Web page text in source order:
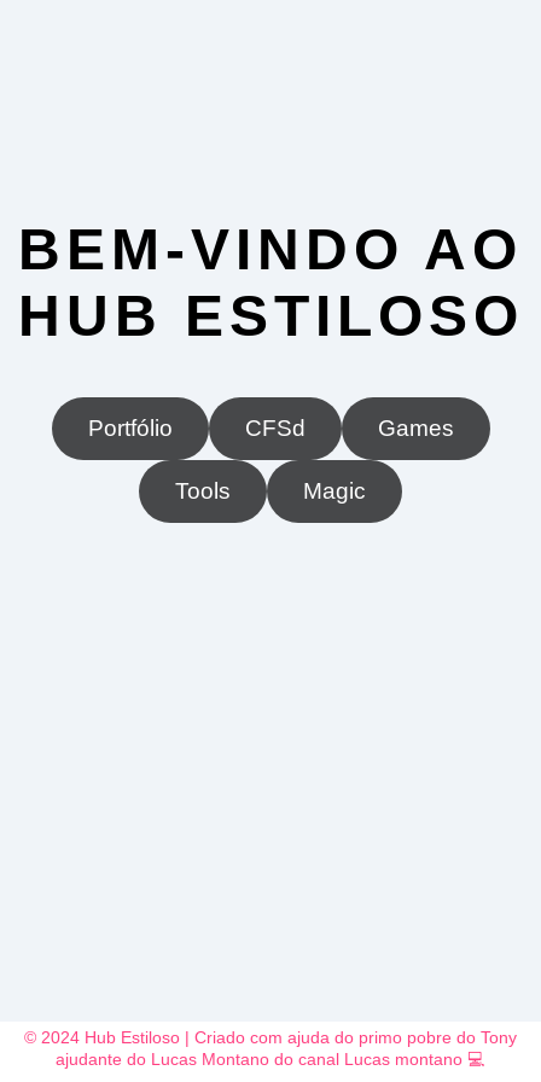
BEM-VINDO AO
HUB ESTILOSO
Portfólio CFSd Games
Tools Magic
© 2024 Hub Estiloso | Criado com ajuda do primo pobre do Tony
ajudante do Lucas Montano do canal Lucas montano 💻